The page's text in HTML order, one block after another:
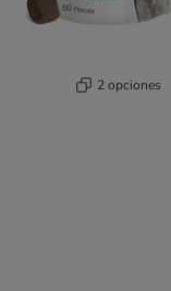
2 opciones